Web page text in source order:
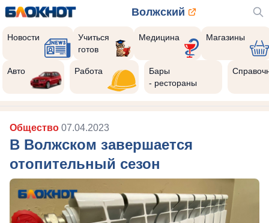
Волжский
Новости
Учиться
готов
Медицина Магазины
Авто Работа
Бары
- рестораны
Общество 07.04.2023
В Волжском завершается
отопительный сезон